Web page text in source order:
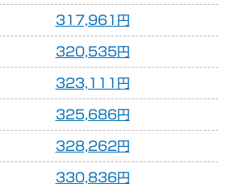
317,961円
320,535円
323,111円
325,686円
328,262円
330,836円